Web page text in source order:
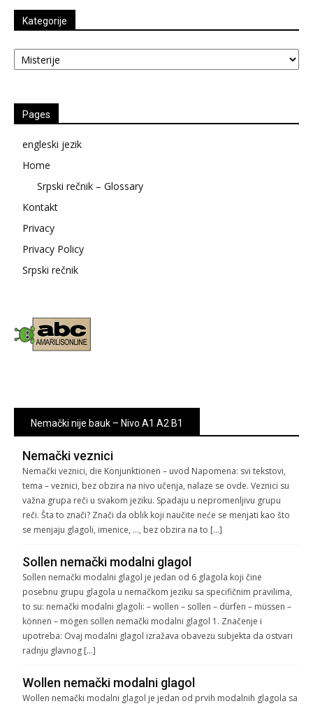
Kategorije
Kategorije
Pages
engleski jezik
Home
Srpski rečnik – Glossary
Kontakt
Privacy
Privacy Policy
Srpski rečnik
Nemački nije bauk – Nivo A1 A2 B1
Nemački veznici
Nemački veznici, die Konjunktionen – uvod Napomena: svi tekstovi,
tema – veznici, bez obzira na nivo učenja, nalaze se ovde. Veznici su
važna grupa reči u svakom jeziku. Spadaju u nepromenljivu grupu
reči. Šta to znači? Znači da oblik koji naučite neće se menjati kao što
se menjaju glagoli, imenice, …, bez obzira na to […]
Sollen nemački modalni glagol
Sollen nemački modalni glagol je jedan od 6 glagola koji čine
posebnu grupu glagola u nemačkom jeziku sa specifičnim pravilima,
to su: nemački modalni glagoli: – wollen – sollen – dürfen – müssen –
können – mögen sollen nemački modalni glagol 1. Značenje i
upotreba: Ovaj modalni glagol izražava obavezu subjekta da ostvari
radnju glavnog […]
Wollen nemački modalni glagol
Wollen nemački modalni glagol je jedan od prvih modalnih glagola sa